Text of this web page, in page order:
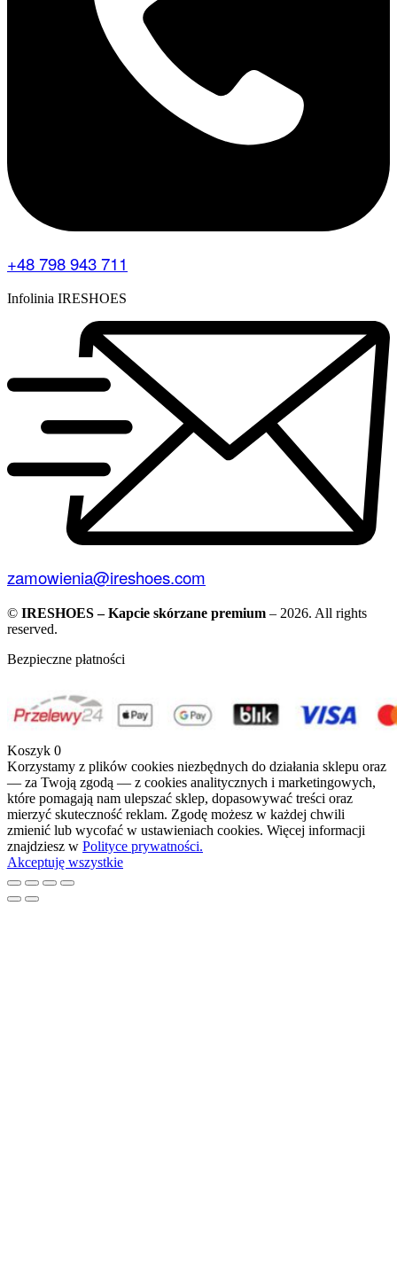
+48 798 943 711
Infolinia IRESHOES
zamowienia@ireshoes.com
© IRESHOES – Kapcie skórzane premium – 2026. All rights
reserved.
Bezpieczne płatności
Koszyk 0
Korzystamy z plików cookies niezbędnych do działania sklepu oraz
— za Twoją zgodą — z cookies analitycznych i marketingowych,
które pomagają nam ulepszać sklep, dopasowywać treści oraz
mierzyć skuteczność reklam. Zgodę możesz w każdej chwili
zmienić lub wycofać w ustawieniach cookies. Więcej informacji
znajdziesz w Polityce prywatności.
Akceptuję wszystkie